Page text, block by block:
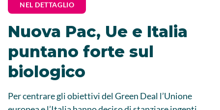
NEL DETTAGLIO
Nuova Pac, Ue e Italia
puntano forte sul
biologico
Per centrare gli obiettivi del Green Deal l’Unione